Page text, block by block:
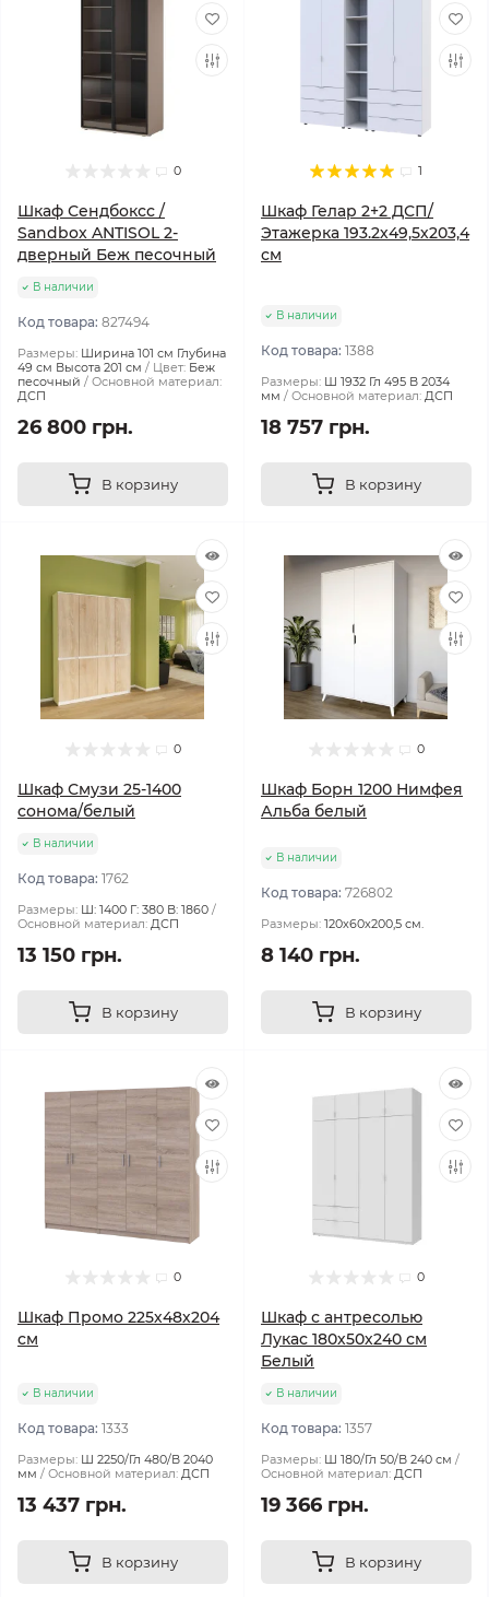
0
Шкаф Сендбоксс /
Sandbox ANTISOL 2-
дверный Беж песочный
В наличии
Код товара: 827494
Размеры: Ширина 101 см Глубина
49 см Высота 201 см
Цвет: Беж
песочный
Основной материал:
ДСП
26 800 грн.
В корзину
1
Шкаф Гелар 2+2 ДСП/
Этажерка 193.2х49,5х203,4
см
В наличии
Код товара: 1388
Размеры: Ш 1932 Гл 495 В 2034
мм
Основной материал: ДСП
18 757 грн.
В корзину
0
Шкаф Смузи 25-1400
сонома/белый
В наличии
Код товара: 1762
Размеры: Ш: 1400 Г: 380 В: 1860
Основной материал: ДСП
13 150 грн.
В корзину
0
Шкаф Борн 1200 Нимфея
Альба белый
В наличии
Код товара: 726802
Размеры: 120х60х200,5 см.
8 140 грн.
В корзину
0
Шкаф Промо 225х48х204
см
В наличии
Код товара: 1333
Размеры: Ш 2250/Гл 480/В 2040
мм
Основной материал: ДСП
13 437 грн.
В корзину
0
Шкаф с антресолью
Лукас 180х50х240 см
Белый
В наличии
Код товара: 1357
Размеры: Ш 180/Гл 50/В 240 см
Основной материал: ДСП
19 366 грн.
В корзину